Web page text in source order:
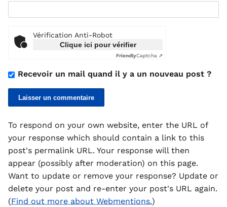
Vérification Anti-Robot
Clique ici pour vérifier
FriendlyCaptcha ⇗
Recevoir un mail quand il y a un nouveau post ?
To respond on your own website, enter the URL of
your response which should contain a link to this
post's permalink URL. Your response will then
appear (possibly after moderation) on this page.
Want to update or remove your response? Update or
delete your post and re-enter your post's URL again.
(Find out more about Webmentions.)